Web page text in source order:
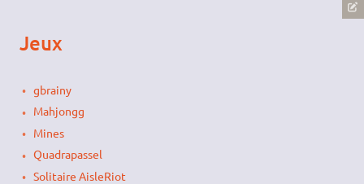
Jeux
gbrainy
Mahjongg
Mines
Quadrapassel
Solitaire AisleRiot